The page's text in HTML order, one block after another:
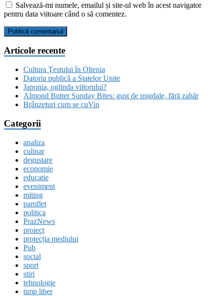
Salvează-mi numele, emailul și site-ul web în acest navigator
pentru data viitoare când o să comentez.
Articole recente
Cultura Țestului în Oltenia
Datoria publică a Statelor Unite
Japonia, oglinda viitorului?
Almond Butter Sunday Bites: gust de migdale, fără zahăr
Brânzeturi cum se cuVin
Categorii
analiza
culinar
degustare
economie
educatie
eveniment
miting
pamflet
politica
PrazNews
proiect
protecția mediului
Pub
social
sport
stiri
tehnologie
timp liber